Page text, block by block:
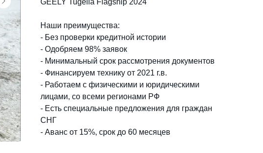
GEELY Tugella Flagship 2024
Наши преимущества:
- Без проверки кредитной истории
- Одобряем 98% заявок
- Минимальный срок рассмотрения документов
- Финансируем технику от 2021 г.в.
- Работаем с физическими и юридическими
лицами, со всеми регионами РФ
- Есть специальные предложения для граждан
СНГ
- Аванс от 15%, срок до 60 месяцев